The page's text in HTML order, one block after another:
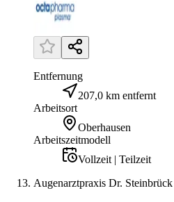
Entfernung
207,0 km entfernt
Arbeitsort
Oberhausen
Arbeitszeitmodell
Vollzeit | Teilzeit
Augenarztpraxis Dr. Steinbrück